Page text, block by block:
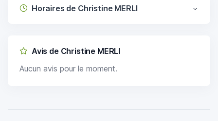
Horaires de Christine MERLI
Avis de Christine MERLI
Aucun avis pour le moment.